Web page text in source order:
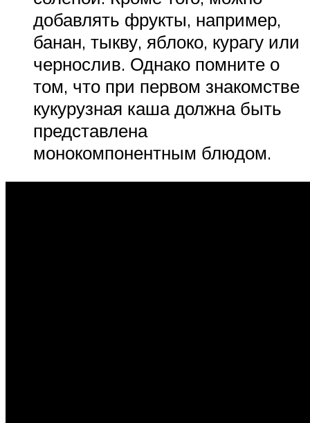
добавлять фрукты, например,
банан, тыкву, яблоко, курагу или
чернослив. Однако помните о
том, что при первом знакомстве
кукурузная каша должна быть
представлена
монокомпонентным блюдом.